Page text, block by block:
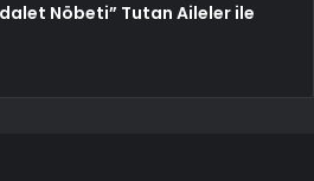
Nöbeti” Tutan Aileler ile